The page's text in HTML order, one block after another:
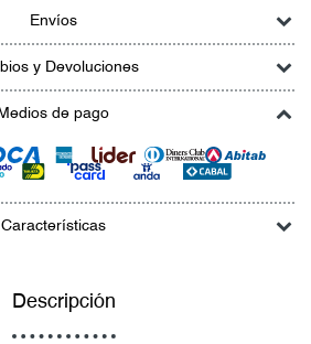
Envíos
y Devoluciones
Medios de pago
Características
Descripción